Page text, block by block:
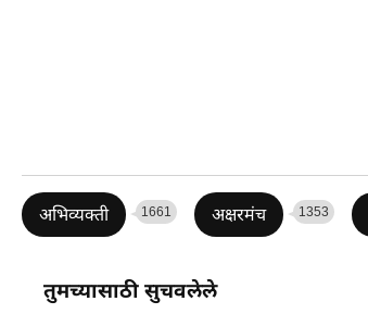
अभिव्यक्ती 1661 अक्षरमंच 1353
तुमच्यासाठी सुचवलेले